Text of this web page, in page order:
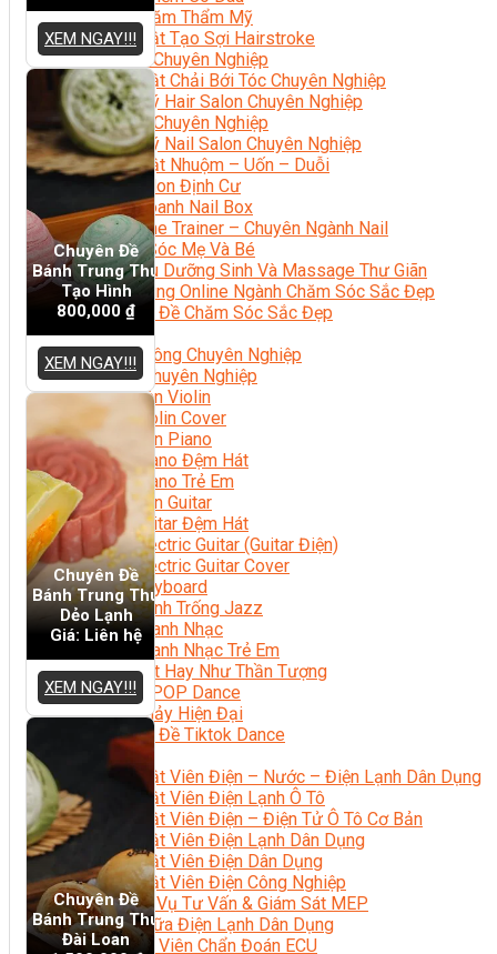
Phun Xăm Thẩm Mỹ
Kỹ Thuật Tạo Sợi Hairstroke
Barber Chuyên Nghiệp
Kỹ Thuật Chải Bới Tóc Chuyên Nghiệp
Quản Lý Hair Salon Chuyên Nghiệp
Nối Mi Chuyên Nghiệp
Quản Lý Nail Salon Chuyên Nghiệp
Kỹ Thuật Nhuộm – Uốn – Duỗi
Nail Salon Định Cư
Kinh Doanh Nail Box
Train The Trainer – Chuyên Ngành Nail
Chăm Sóc Mẹ Và Bé
Gội Đầu Dưỡng Sinh Và Massage Thư Giãn
Marketing Online Ngành Chăm Sóc Sắc Đẹp
Chuyên Đề Chăm Sóc Sắc Đẹp
Âm Nhạc
Nhạc Công Chuyên Nghiệp
Ca Sĩ Chuyên Nghiệp
Học Đàn Violin
Học Violin Cover
Học Đàn Piano
Học Piano Đệm Hát
Học Piano Trẻ Em
Học Đàn Guitar
Học Guitar Đệm Hát
Học Electric Guitar (Guitar Điện)
Học Electric Guitar Cover
Học Keyboard
Học Đánh Trống Jazz
Học Thanh Nhạc
Học Thanh Nhạc Trẻ Em
Học Hát Hay Như Thần Tượng
Học K-POP Dance
Học Nhảy Hiện Đại
Chuyên Đề Tiktok Dance
Kỹ Thuật – Công Nghệ
Kỹ Thuật Viên Điện – Nước – Điện Lạnh Dân Dụng
Kỹ Thuật Viên Điện Lạnh Ô Tô
Kỹ Thuật Viên Điện – Điện Tử Ô Tô Cơ Bản
Kỹ Thuật Viên Điện Lạnh Dân Dụng
Kỹ Thuật Viên Điện Dân Dụng
Kỹ Thuật Viên Điện Công Nghiệp
Nghiệp Vụ Tư Vấn & Giám Sát MEP
Sửa Chữa Điện Lạnh Dân Dụng
Chuyên Viên Chẩn Đoán ECU
XEM NGAY!!!
Chuyên Đề
Bánh Trung Thu
Tạo Hình
800,000 ₫
XEM NGAY!!!
Chuyên Đề
Bánh Trung Thu
Dẻo Lạnh
Giá: Liên hệ
XEM NGAY!!!
Chuyên Đề
Bánh Trung Thu
Đài Loan